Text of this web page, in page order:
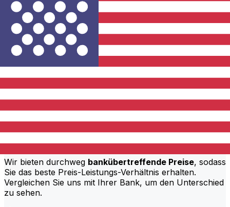
ABSA Botswana internationalen Geldtransferkosten von
BWP nach USD hängen von Faktoren wie dem
Überweisungsbetrag ab. In der Regel gehen größere
Transfers mit niedrigeren Gebühren und besseren
Wechselkursen einher. Prüfen Sie die Vergleichstabelle,
um ABSA Botswana Gebühren mit Xe zu vergleichen.
Warum mit Xe statt mit traditionellen
Bessere Zinssätze
Wir bieten durchweg bankübertreffende Preise, sodass
Sie das beste Preis-Leistungs-Verhältnis erhalten.
Vergleichen Sie uns mit Ihrer Bank, um den Unterschied
zu sehen.